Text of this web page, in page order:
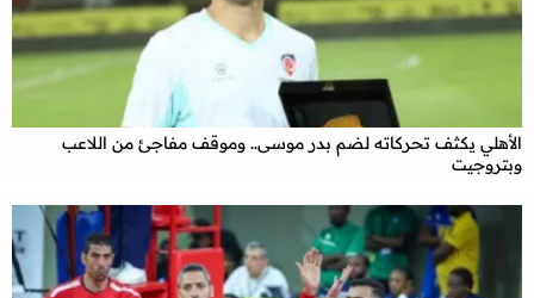
الأهلي يكثف تحركاته لضم بدر موسى.. وموقف مفاجئ من اللاعب
وبتروجيت